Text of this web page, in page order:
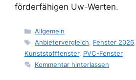
förderfähigen Uw-Werten.
Kategorien
Allgemein
Schlagwörter
Anbietervergleich, Fenster 2026,
Kunststofffenster, PVC-Fenster
Kommentar hinterlassen